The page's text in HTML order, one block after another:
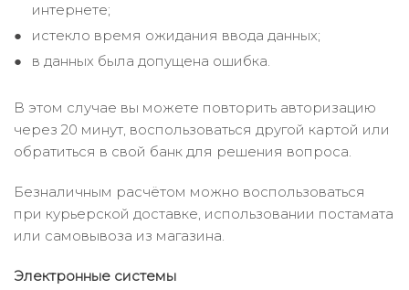
интернете;
истекло время ожидания ввода данных;
в данных была допущена ошибка.
В этом случае вы можете повторить авторизацию
через 20 минут, воспользоваться другой картой или
обратиться в свой банк для решения вопроса.
Безналичным расчётом можно воспользоваться
при курьерской доставке, использовании постамата
или самовывоза из магазина.
Электронные системы